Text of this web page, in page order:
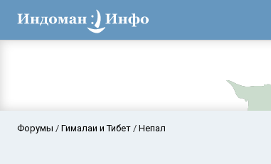
Форумы Гималаи и Тибет Непал